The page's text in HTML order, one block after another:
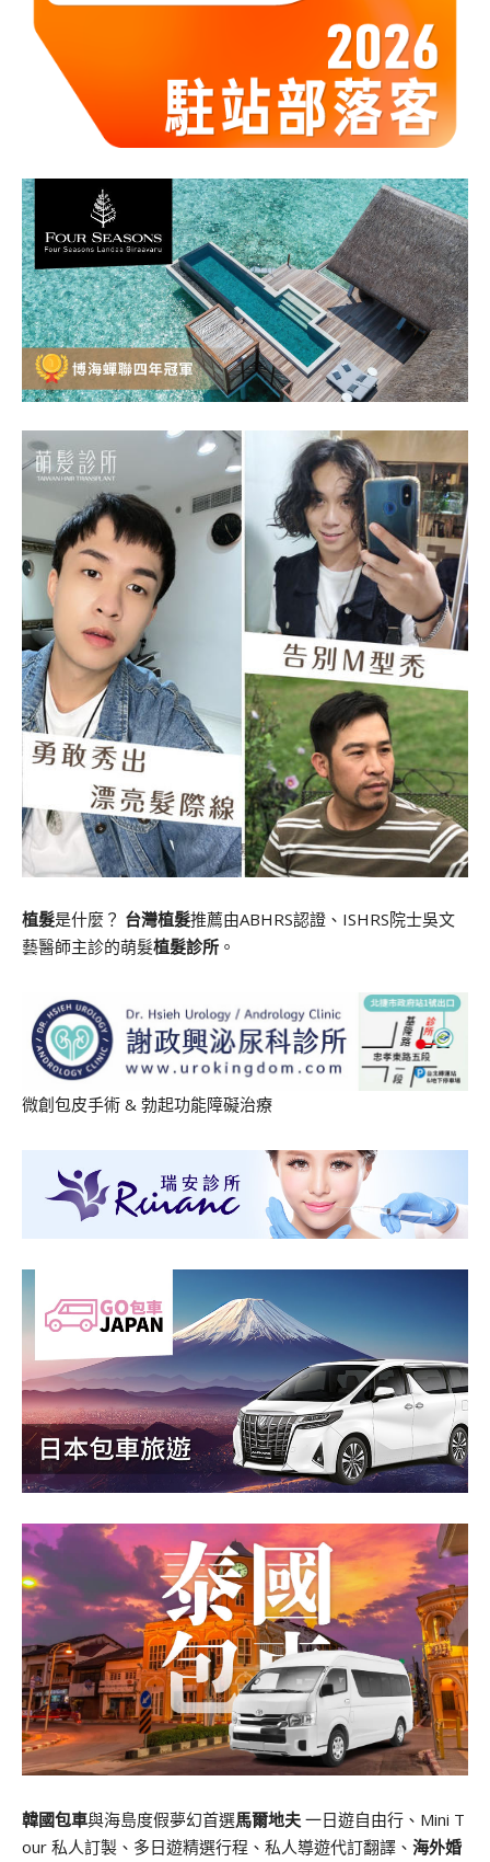
植髮是什麼？ 台灣植髮推薦由ABHRS認證、ISHRS院士吳文
藝醫師主診的萌髮植髮診所 。
微創包皮手術 & 勃起功能障礙治療
韓國包車與海島度假夢幻首選馬爾地夫 一日遊自由行、Mini T
our 私人訂製、多日遊精選行程、私人導遊代訂翻譯、 海外婚